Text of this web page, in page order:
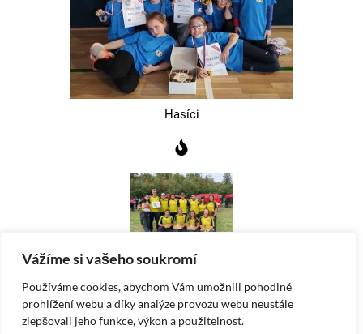
Vážíme si vašeho soukromí
Používáme cookies, abychom Vám umožnili pohodlné
prohlížení webu a díky analýze provozu webu neustále
zlepšovali jeho funkce, výkon a použitelnost.
Hasíci
Dvě první místa v jeden den !